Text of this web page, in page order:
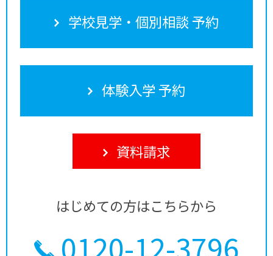
学校見学・個別相談 予約
体験入学 予約
資料請求
はじめての方はこちらから
0120-12-3796